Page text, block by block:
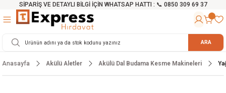
SİPARİŞ VE DETAYLI BİLGİ İÇİN WHATSAP HATTI : 📞 0850 309 69 37
Geri Dön
Geri Dön
Testereler
Geri Dön
Cihazları
Geri Dön
Geri Dön
Geri Dön
Geri Dön
Geri Dön
Geri Dön
Geri Dön
Geri Dön
ve Arabalar
Geri Dön
Malzemeleri ARA
Anasayfa Akülü Aletler Akülü Dal Budama Kesme Makineleri